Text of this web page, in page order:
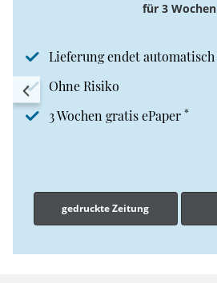
für 3 Wochen
Lieferung endet automatisch
Ohne Risiko
3 Wochen gratis ePaper *
gedruckte Zeitung